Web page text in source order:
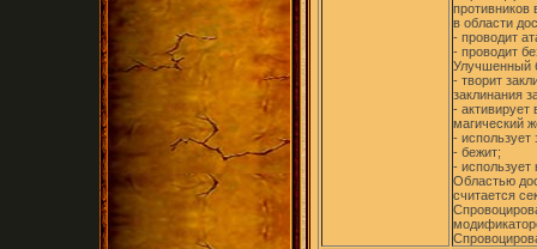
противников
в области
- проводит
- проводит
Улучшенный
- творит
заклинания
-
магический
- использует
- бежит;
-
Областью
считается